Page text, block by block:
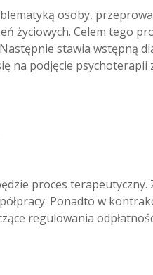
osoby,
życiowych. Celem tego
stawia wstępną
na podjęcie
proces terapeutyczny.
Ponadto w
regulowania